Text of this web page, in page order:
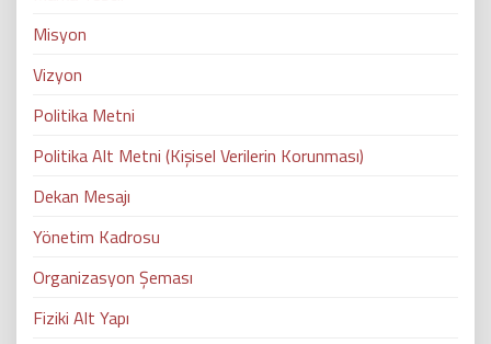
Misyon
Vizyon
Politika Metni
Politika Alt Metni (Kişisel Verilerin Korunması)
Dekan Mesajı
Yönetim Kadrosu
Organizasyon Şeması
Fiziki Alt Yapı